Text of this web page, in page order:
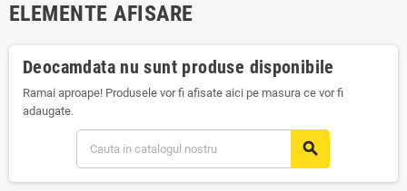
ELEMENTE AFISARE
Deocamdata nu sunt produse disponibile
Ramai aproape! Produsele vor fi afisate aici pe masura ce vor fi
adaugate.
search